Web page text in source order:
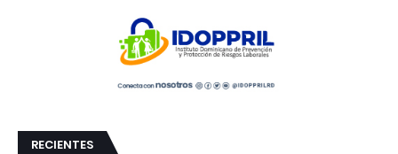
RECIENTES